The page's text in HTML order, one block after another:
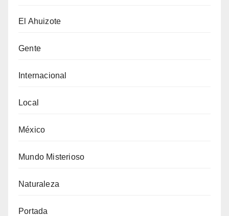
El Ahuizote
Gente
Internacional
Local
México
Mundo Misterioso
Naturaleza
Portada